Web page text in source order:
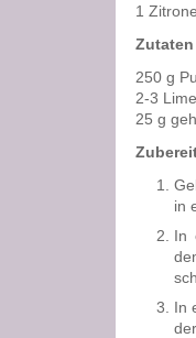
1 Zitrone
250 g
2-3
25 g
in
In
In